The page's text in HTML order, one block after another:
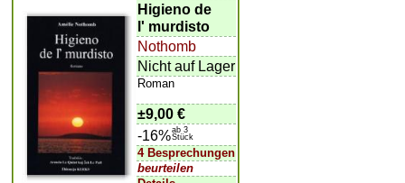
Higieno de
l' murdisto
Nothomb
Nicht auf Lager
Roman
±9,00 €
-16%ab 3
Stück
4 Besprechungen
beurteilen